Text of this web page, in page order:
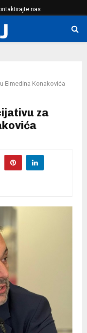
nas
Elmedina Konakovića
za